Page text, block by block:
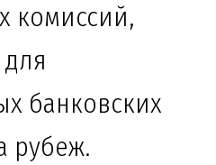
комиссий,
банковских
рубеж.